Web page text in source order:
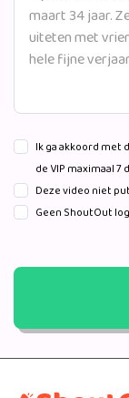
Ik ga akkoord met
de VIP maximaal
Deze video niet
Geen ShoutOut